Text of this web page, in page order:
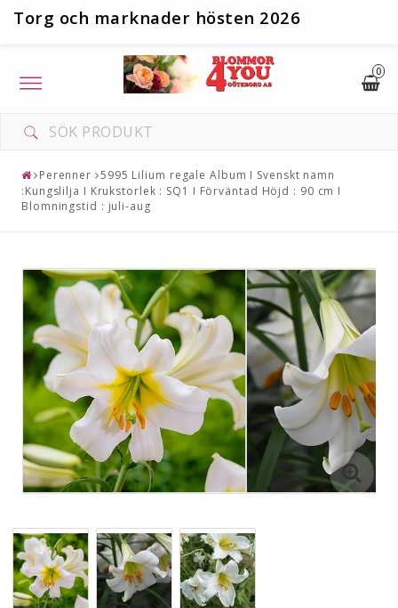
Torg och marknader hösten 2026
0
Toggle
navigation
Perenner
5995 Lilium regale Album I Svenskt namn
:Kungslilja I Krukstorlek : SQ1 I Förväntad Höjd : 90 cm I
Blomningstid : juli-aug